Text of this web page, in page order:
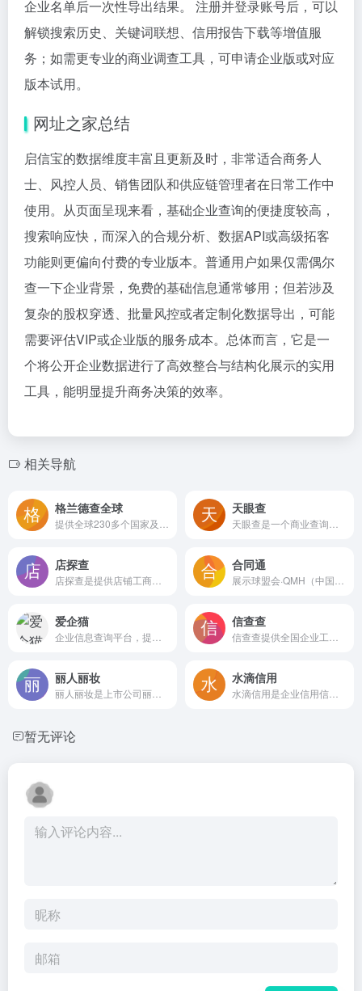
企业名单后一次性导出结果。 注册并登录账号后，可以
解锁搜索历史、关键词联想、信用报告下载等增值服
务；如需更专业的商业调查工具，可申请企业版或对应
版本试用。
网址之家总结
启信宝的数据维度丰富且更新及时，非常适合商务人
士、风控人员、销售团队和供应链管理者在日常工作中
使用。从页面呈现来看，基础企业查询的便捷度较高，
搜索响应快，而深入的合规分析、数据API或高级拓客
功能则更偏向付费的专业版本。普通用户如果仅需偶尔
查一下企业背景，免费的基础信息通常够用；但若涉及
复杂的股权穿透、批量风控或者定制化数据导出，可能
需要评估VIP或企业版的服务成本。总体而言，它是一
个将公开企业数据进行了高效整合与结构化展示的实用
工具，能明显提升商务决策的效率。
相关导航
格兰德查全球 天眼查
店探查 合同通
爱企猫 信查查
丽人丽妆 水滴信用
暂无评论